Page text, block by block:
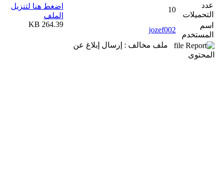
عدد
التحميلات
10
اسم
المستخدم
jozef002
ملف مخالف : إرسال إبلاغ عن
المحتوى
اضغط هنا لتنزيل
الملف
264.39 KB